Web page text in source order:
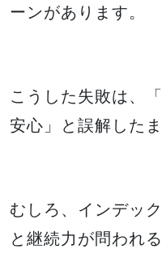
ーンがあります。
こうした失敗は、
安心」と誤解した
むしろ、インデッ
と継続力が問われる